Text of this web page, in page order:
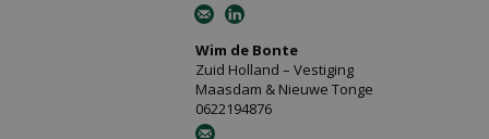
Wim de Bonte
Zuid Holland – Vestiging
Maasdam & Nieuwe Tonge
0622194876